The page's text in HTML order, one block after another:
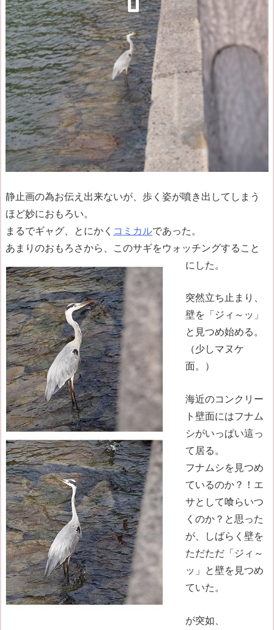
静止画の為お伝え出来ないが、歩く姿が噴き出してしまう
ほど妙におもろい。
まるでギャグ、とにかく コミカルであった。
あまりのおもろさから、このサギをウォッチングすること
にした。
突然立ち止まり、
壁を「ジィ～ッ」
と見つめ始める。
（少しマヌケ
面。）
海近のコンクリー
ト壁面にはフナム
シがいっぱい這っ
て居る。
フナムシを見つめ
ているのか？！エ
サとして喰らいつ
くのか？と思った
が、しばらく壁を
ただただ「ジィ～
ッ」と壁を見つめ
ていた。
が突如、